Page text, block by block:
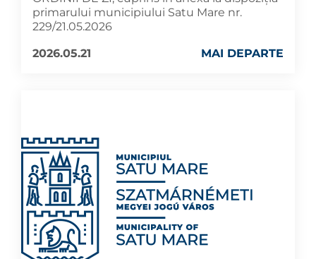
primarului municipiului Satu Mare nr.
229/21.05.2026
2026.05.21
MAI DEPARTE